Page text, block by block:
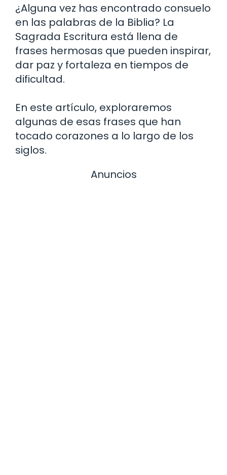
¿Alguna vez has encontrado consuelo
en las palabras de la Biblia? La
Sagrada Escritura está llena de
frases hermosas que pueden inspirar,
dar paz y fortaleza en tiempos de
dificultad.
En este artículo, exploraremos
algunas de esas frases que han
tocado corazones a lo largo de los
siglos.
Anuncios